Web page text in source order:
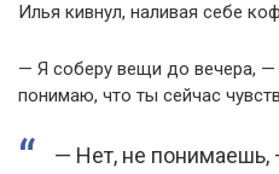
Илья кивнул, наливая себе
— Я соберу вещи до вечера,
понимаю, что ты сейчас
— Нет, не